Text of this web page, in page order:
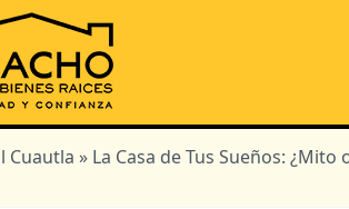
Cuautla » La Casa de Tus Sueños: ¿Mito